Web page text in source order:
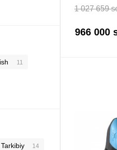
11
Tarkibiy 14
1 027 659
966 000